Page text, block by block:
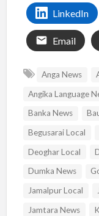
LinkedIn
Email
Anga News
Angika Language
Banka News
Begusarai Local
Deoghar Local
Dumka News
Jamalpur Local
Jamtara News